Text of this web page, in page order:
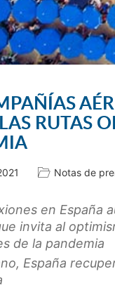
RUTAS
Notas de
en España
invita al
de la pandemia
España